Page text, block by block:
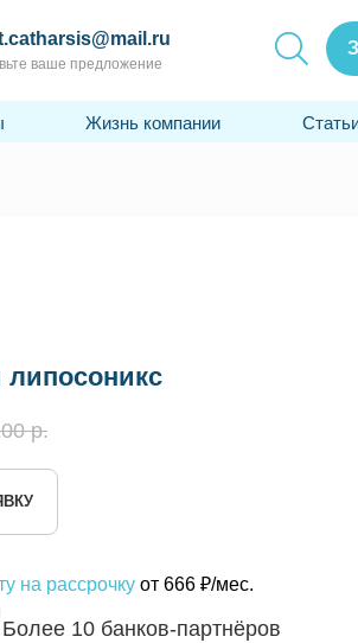
Жизнь компании
ваше предложение
р.
на рассрочку от 666 ₽/мес.
Более 10 банков-партнёров